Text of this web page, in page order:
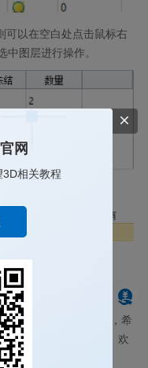
可以在空白处点击鼠标右
图层进行操作。
关闭图层的相关内容，希
小伙伴们的耐心阅读。欢
网
相关教程